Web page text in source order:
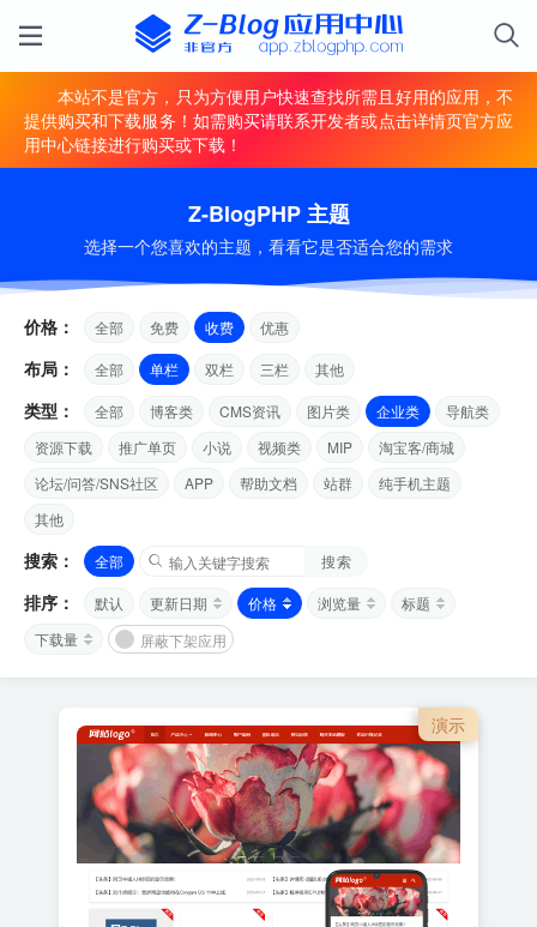
本站不是官方，只为方便用户快速查找所需且好用的应用，不
提供购买和下载服务！如需购买请联系开发者或点击详情页官方应
用中心链接进行购买或下载！
Z-BlogPHP 主题
选择一个您喜欢的主题，看看它是否适合您的需求
价格： 全部 免费 收费 优惠
布局： 全部 单栏 双栏 三栏 其他
类型： 全部 博客类 CMS资讯 图片类 企业类
导航类
资源下载
推广单页 小说 视频类 MIP
淘宝客/商城
论坛/问答/SNS社区
APP 帮助文档 站群
纯手机主题
其他
搜索： 全部 搜索
排序： 默认 更新日期 价格 浏览量
标题
下载量
屏蔽下架应用
演示